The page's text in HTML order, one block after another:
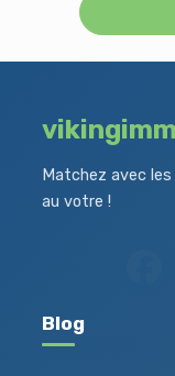
Matchez avec
au votre !
Blog